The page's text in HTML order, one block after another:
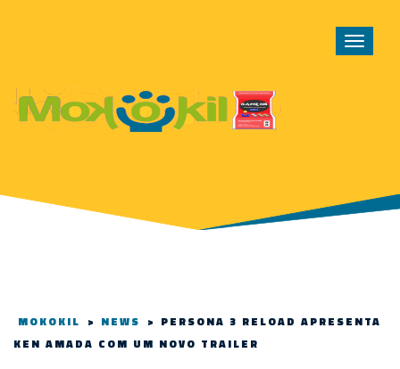
Toggle
MOKOKIL > NEWS > PERSONA 3 RELOAD APRESENTA
KEN AMADA COM UM NOVO TRAILER